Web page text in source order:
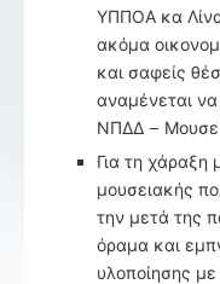
ΥΠΠΟΑ κα
ακόμα
και σαφείς
αναμένεται
ΝΠΔΔ –
Για τη χάραξη
μουσειακής
την μετά της
όραμα και
υλοποίησης με